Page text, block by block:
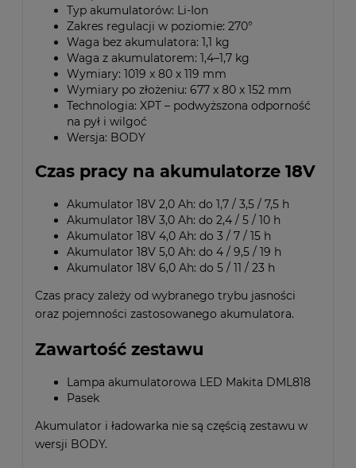
Typ akumulatorów: Li-Ion
Zakres regulacji w poziomie: 270°
Waga bez akumulatora: 1,1 kg
Waga z akumulatorem: 1,4–1,7 kg
Wymiary: 1019 x 80 x 119 mm
Wymiary po złożeniu: 677 x 80 x 152 mm
Technologia: XPT – podwyższona odporność
na pył i wilgoć
Wersja: BODY
Czas pracy na akumulatorze 18V
Akumulator 18V 2,0 Ah: do 1,7 / 3,5 / 7,5 h
Akumulator 18V 3,0 Ah: do 2,4 / 5 / 10 h
Akumulator 18V 4,0 Ah: do 3 / 7 / 15 h
Akumulator 18V 5,0 Ah: do 4 / 9,5 / 19 h
Akumulator 18V 6,0 Ah: do 5 / 11 / 23 h
Czas pracy zależy od wybranego trybu jasności
oraz pojemności zastosowanego akumulatora.
Zawartość zestawu
Lampa akumulatorowa LED Makita DML818
Pasek
Akumulator i ładowarka nie są częścią zestawu w
wersji BODY.